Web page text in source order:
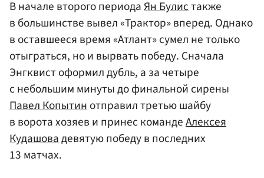
В начале второго периодаЯн Булистакже
в большинстве вывел «Трактор» вперед. Однако
в оставшееся время «Атлант» сумел не только
отыграться, но и вырвать победу. Сначала
Энгквист оформил дубль, а за четыре
с небольшим минуты до финальной сирены
Павел Копытинотправил третью шайбу
в ворота хозяев и принес командеАлексея
Кудашовадевятую победу в последних
13 матчах.